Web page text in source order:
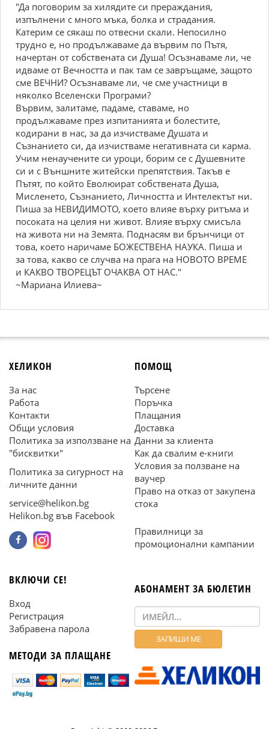
"Да поговорим за хилядите си прераждания,
изпълнени с много мъка, болка и страдания.
Катерим се сякаш по отвесни скали. Непосилно
трудно е, но продължаваме да вървим по Пътя,
начертан от собствената си Душа! Осъзнаваме ли, че
идваме от Вечността и пак там се завръщаме, защото
сме ВЕЧНИ? Осъзнаваме ли, че сме участници в
няколко Вселенски Програми?
Вървим, залитаме, падаме, ставаме, но
продължаваме през изпитанията и болестите,
кодирани в нас, за да изчистваме Душата и
Съзнанието си, да изчистваме негативната си карма.
Учим ненаучените си уроци, борим се с Душевните
си и с Външните житейски препятствия. Такъв е
Пътят, по който Еволюират собствената Душа,
Мисленето, Съзнанието, Личността и Интелектът ни.
Пиша за НЕВИДИМОТО, което влияе върху ритъма и
посоката на целия ни живот. Влияе върху смисъла
на живота ни на Земята. Поднасям ви брънчици от
това, което наричаме БОЖЕСТВЕНА НАУКА. Пиша и
за това, какво се случва на прага на НОВОТО ВРЕМЕ
и КАКВО ТВОРЕЦЪТ ОЧАКВА ОТ НАС."
~Мариана Илиева~
ХЕЛИКОН
За нас
Работа
Контакти
Общи условия
Политика за използване на
"бисквитки"
Политика за сигурност на
личните данни
service@helikon.bg
Helikon.bg във Facebook
ПОМОЩ
Търсене
Поръчка
Плащания
Доставка
Данни за клиента
Как да свалим е-книги
Условия за ползване на
ваучер
Право на отказ от закупена
стока
Правилници за
промоционални кампании
ВКЛЮЧИ СЕ!
Вход
Регистрация
Забравена парола
МЕТОДИ ЗА ПЛАЩАНЕ
АБОНАМЕНТ ЗА БЮЛЕТИН